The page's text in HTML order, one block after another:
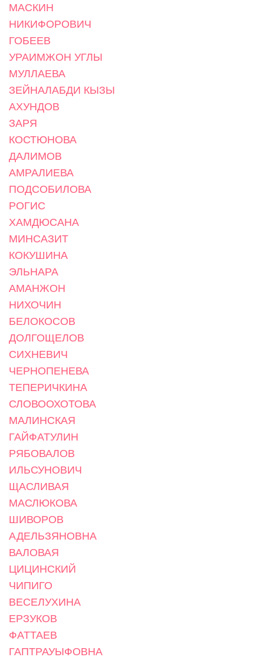
МАСКИН
НИКИФОРОВИЧ
ГОБЕЕВ
УРАИМЖОН УГЛЫ
МУЛЛАЕВА
ЗЕЙНАЛАБДИ КЫЗЫ
АХУНДОВ
ЗАРЯ
КОСТЮНОВА
ДАЛИМОВ
АМРАЛИЕВА
ПОДСОБИЛОВА
РОГИС
ХАМДЮСАНА
МИНСАЗИТ
КОКУШИНА
ЭЛЬНАРА
АМАНЖОН
НИХОЧИН
БЕЛОКОСОВ
ДОЛГОЩЕЛОВ
СИХНЕВИЧ
ЧЕРНОПЕНЕВА
ТЕПЕРИЧКИНА
СЛОВООХОТОВА
МАЛИНСКАЯ
ГАЙФАТУЛИН
РЯБОВАЛОВ
ИЛЬСУНОВИЧ
ЩАСЛИВАЯ
МАСЛЮКОВА
ШИВОРОВ
АДЕЛЬЗЯНОВНА
ВАЛОВАЯ
ЦИЦИНСКИЙ
ЧИПИГО
ВЕСЕЛУХИНА
ЕРЗУКОВ
ФАТТАЕВ
ГАПТРАУЫФОВНА